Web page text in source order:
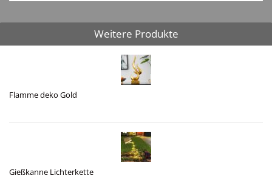
Weitere Produkte
Flamme deko Gold
Gießkanne Lichterkette